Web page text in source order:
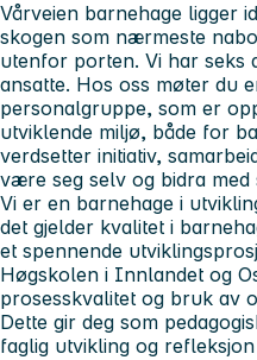
Vårveien barnehage ligger
skogen som nærmeste
utenfor porten. Vi har seks
ansatte. Hos oss møter du
personalgruppe, som er
utviklende miljø, både for
verdsetter initiativ,
være seg selv og bidra med
Vi er en barnehage i
det gjelder kvalitet i
et spennende
Høgskolen i Innlandet og
prosesskvalitet og bruk av
Dette gir deg som
faglig utvikling og